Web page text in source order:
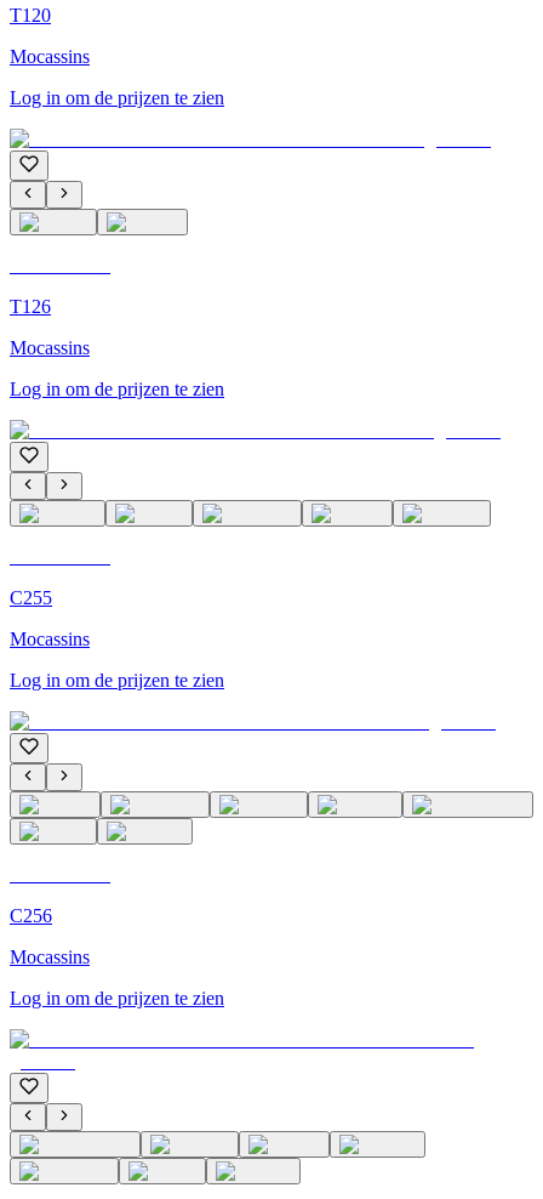
T120
Mocassins
Log in om de prijzen te zien
T126
Mocassins
Log in om de prijzen te zien
C255
Mocassins
Log in om de prijzen te zien
C256
Mocassins
Log in om de prijzen te zien